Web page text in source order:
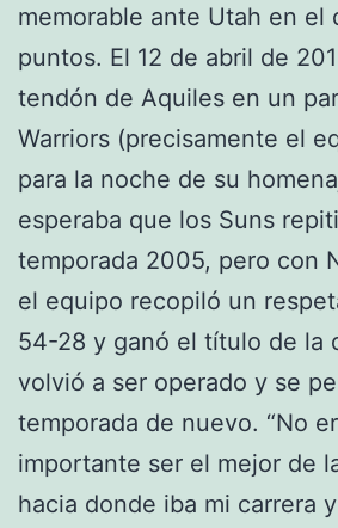
memorable ante Utah en el
puntos. El 12 de abril de
tendón de Aquiles en un
Warriors (precisamente el
para la noche de su
esperaba que los Suns
temporada 2005, pero con
el equipo recopiló un
54-28 y ganó el título de la
volvió a ser operado y se
temporada de nuevo. “No
importante ser el mejor de
hacia donde iba mi carrera